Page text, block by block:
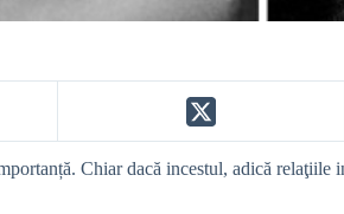
Chiar dacă incestul, adică